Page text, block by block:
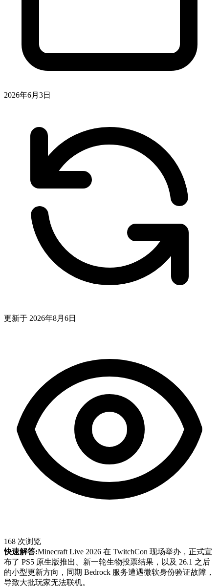
2026年6月3日
更新于 2026年8月6日
168 次浏览
快速解答:Minecraft Live 2026 在 TwitchCon 现场举办，正式宣
布了 PS5 原生版推出、新一轮生物投票结果，以及 26.1 之后
的小型更新方向，同期 Bedrock 服务遭遇微软身份验证故障，
导致大批玩家无法联机。